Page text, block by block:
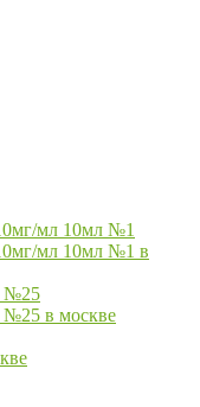
мл 10мл №1
мл 10мл №1 в
№25
№25 в москве